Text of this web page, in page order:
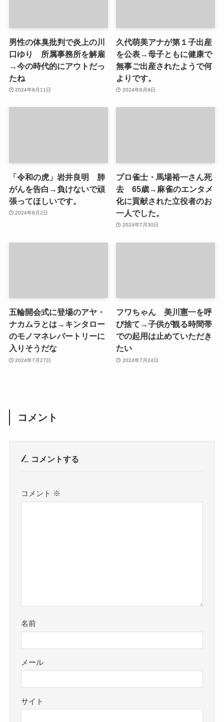
男性の体臭批判で炎上の川
口ゆり 所属事務所を解雇
→今の時代的にアウトだっ
たね
2024年8月11日
久代萌美アナが第１子出産
を公表→母子ともに健康で
無事ご出産されたようで何
よりです。
2024年8月9日
「令和の虎」岩井良明 肺
がんを告白→負けないで頑
張ってほしいです。
2024年8月2日
プロ雀士・馬場裕一さん死
去 65歳→麻雀のエンタメ
化に貢献された立役者のお
一人でした。
2024年7月30日
五輪開会式に登場のアヤ・
ナカムラとは→キンタロー
のモノマネレパートリーに
入りそうだな
2024年7月27日
フワちゃん 美川憲一を呼
び捨て→子供が観る時間帯
での起用は止めていただき
たい
2024年7月24日
コメント
コメントする
コメント ※
名前
メール
サイト